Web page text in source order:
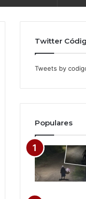
Twitter
Tweets by
Populares